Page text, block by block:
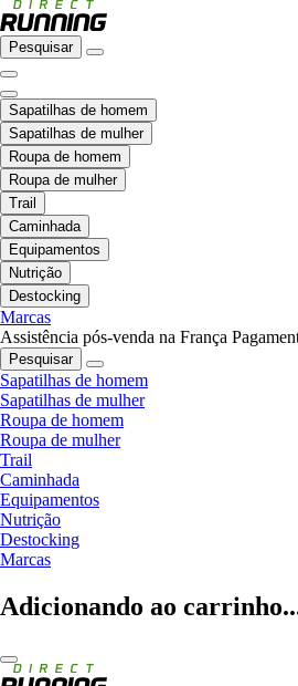
Pesquisar
Sapatilhas de homem
Sapatilhas de mulher
Roupa de homem
Roupa de mulher
Trail
Caminhada
Equipamentos
Nutrição
Destocking
Marcas
Assistência pós-venda na França
Pesquisar
Sapatilhas de homem
Sapatilhas de mulher
Roupa de homem
Roupa de mulher
Trail
Caminhada
Equipamentos
Nutrição
Destocking
Marcas
Adicionando ao